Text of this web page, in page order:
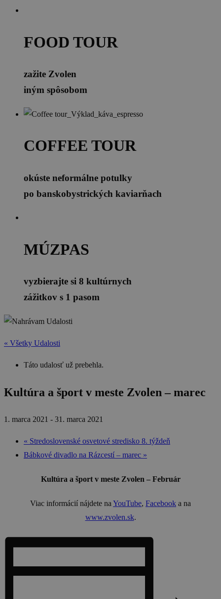
FOOD TOUR
zažite Zvolen
iným spôsobom
COFFEE TOUR
okúste neformálne potulky
po banskobystrických kaviarňach
MÚZPAS
vyzbierajte si 8 kultúrnych
zážitkov s 1 pasom
« Všetky Udalosti
Táto udalosť už prebehla.
Kultúra a šport v meste Zvolen – marec
1. marca 2021 - 31. marca 2021
« Stredoslovenské osvetové stredisko 8. týždeň
Bábkové divadlo na Rázcestí – marec »
Kultúra a šport v meste Zvolen – Február
Viac informácií nájdete na YouTube, Facebook a na
www.zvolen.sk.